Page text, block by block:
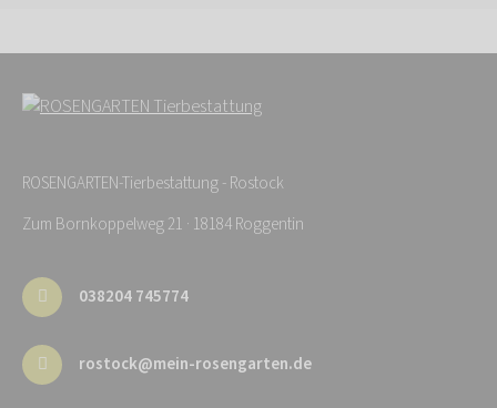
ROSENGARTEN-Tierbestattung - Rostock
Zum Bornkoppelweg 21 · 18184 Roggentin
038204 745774
rostock@mein-rosengarten.de